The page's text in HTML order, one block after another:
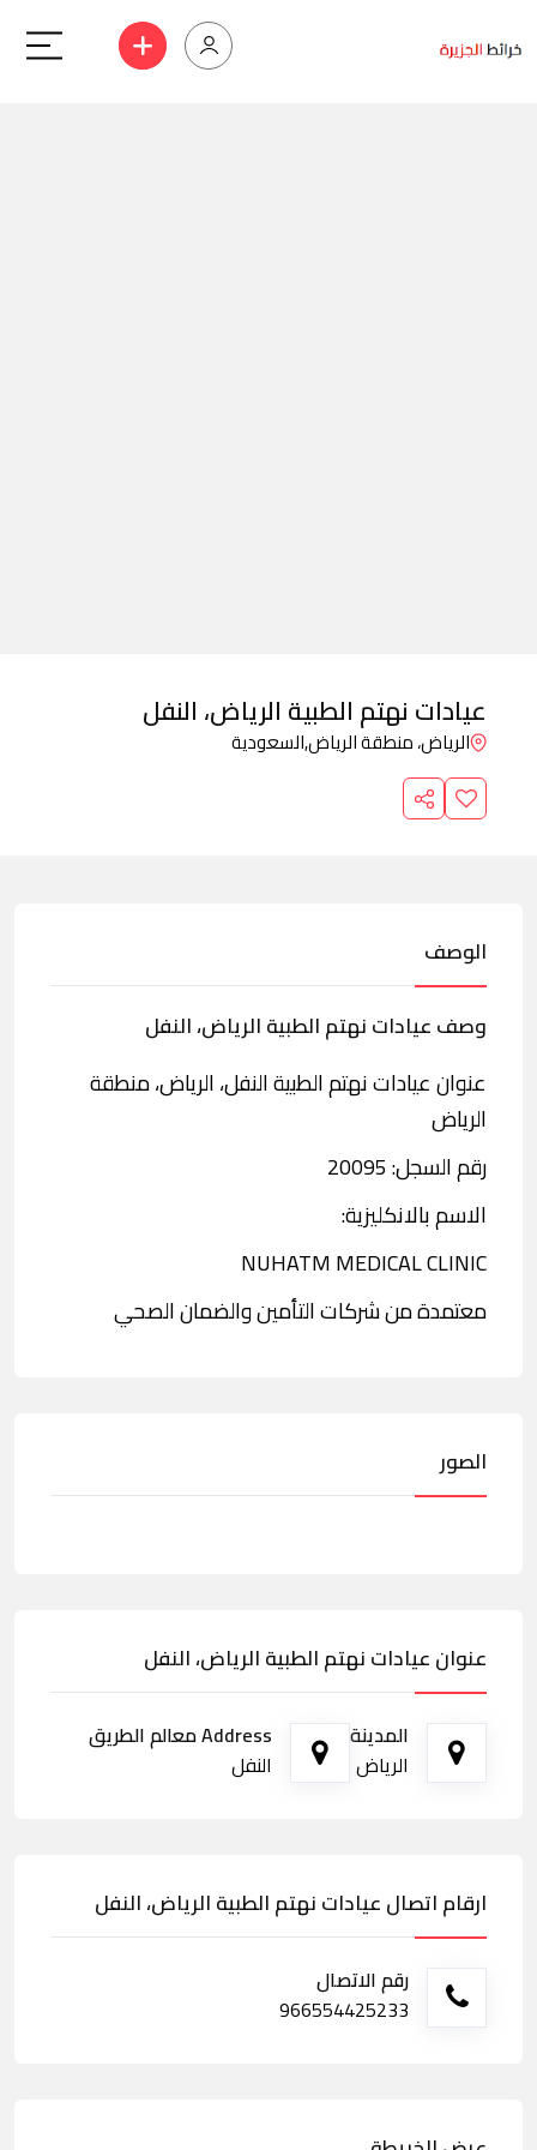
عيادات نهتم الطبية الرياض، النفل
الرياض، منطقة الرياض,السعودية
الوصف
وصف عيادات نهتم الطبية الرياض، النفل
عنوان عيادات نهتم الطبية النفل، الرياض، منطقة
الرياض
رقم السجل: 20095
الاسم بالانكليزية:
NUHATM MEDICAL CLINIC
معتمدة من شركات التأمين والضمان الصحي
الصور
عنوان عيادات نهتم الطبية الرياض، النفل
المدينة
الرياض
Address معالم الطريق
النفل
ارقام اتصال عيادات نهتم الطبية الرياض، النفل
رقم الاتصال
966554425233